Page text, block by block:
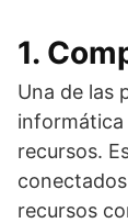
1.
Una de las
informática
recursos.
recursos